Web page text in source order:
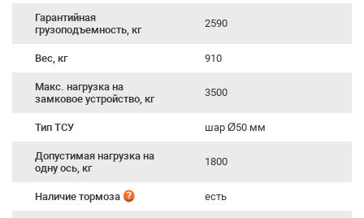
Гарантийная
грузоподъемность, кг
2590
Вес, кг 910
Макс. нагрузка на
замковое устройство, кг
3500
Тип ТСУ шар Ø50 мм
Допустимая нагрузка на
одну ось, кг
1800
Наличие тормоза есть